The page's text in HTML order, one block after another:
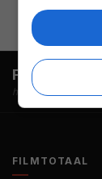
FilmTotaal.
hosted by
FILMTOTAAL